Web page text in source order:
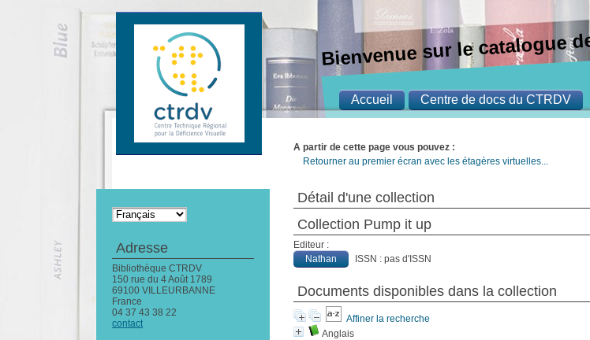
A partir de cette page vous pouvez :
Retourner au premier écran avec les étagères virtuelles...
Détail d'une collection
Collection Pump it up
Editeur :
Nathan
ISSN : pas d'ISSN
Documents disponibles dans la collection
Affiner la recherche
Anglais
Bienvenue sur le catalogue
Accueil Centre de docs du CTRDV
Adresse
Bibliothèque CTRDV
150 rue du 4 Août 1789
69100 VILLEURBANNE
France
04 37 43 38 22
contact